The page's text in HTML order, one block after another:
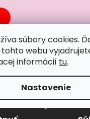
súbory cookies.
webu
informácií tu.
Nastavenie
nás na
Vytvoril Shoptet